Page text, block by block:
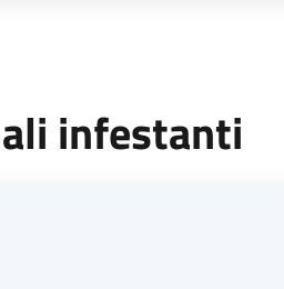
infestanti